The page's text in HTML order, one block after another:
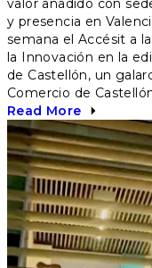
valor añadido con
y presencia en
semana el Accésit a
la Innovación en la
de Castellón, un
Comercio de
Read More